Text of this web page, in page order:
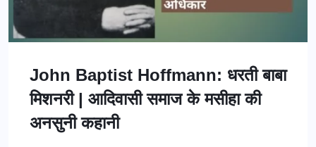
John Baptist Hoffmann: धरती बाबा
मिशनरी | आदिवासी समाज के मसीहा की
अनसुनी कहानी